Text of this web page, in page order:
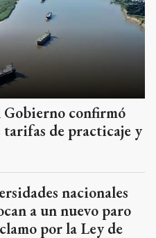
confirmó
tarifas de practicaje y
nacionales
a un nuevo paro
por la Ley de